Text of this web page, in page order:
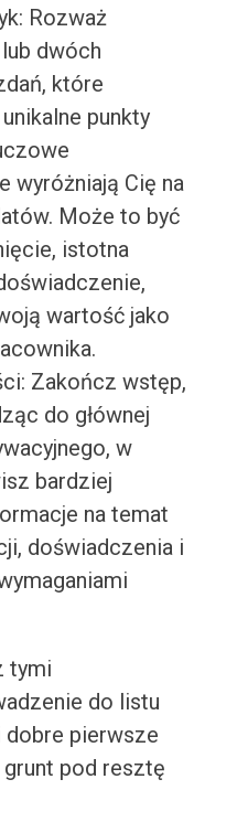
Rozważ
dwóch
które
punkty
wyróżniają Cię na
Może to być
istotna
wartość jako
Zakończ wstęp,
do głównej
w
bardziej
na temat
doświadczenia i
tymi
do listu
pierwsze
pod resztę